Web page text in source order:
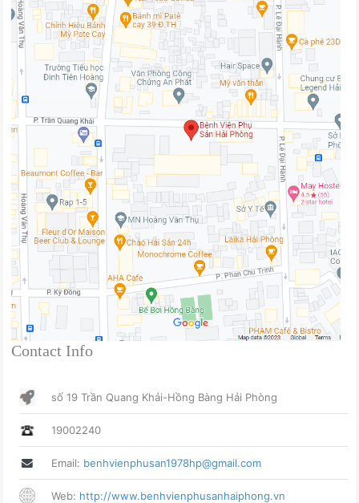
Contact Info
số 19 Trần Quang Khải-Hồng Bàng Hải Phòng
19002240
Email: benhvienphusan1978hp@gmail.com
Web: http://www.benhvienphusanhaiphong.vn